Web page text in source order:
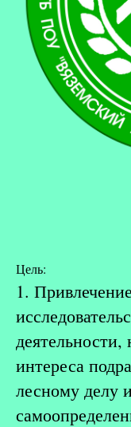
Цель:
1.
деятельности,
интереса
лесному делу